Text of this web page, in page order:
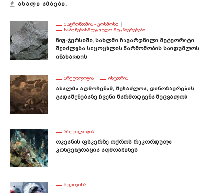
ᲐᲮᲐᲚᲘ ᲐᲛᲑᲔᲑᲘ.
ᲐᲡᲢᲠᲝᲜᲝᲛᲘᲐ - ᲙᲝᲡᲛᲝᲡᲘ
ᲡᲐᲑᲣᲜᲔᲑᲘᲡᲛᲔᲢᲧᲕᲔᲚᲝ ᲛᲔᲪᲜᲘᲔᲠᲔᲑᲔᲑᲘ
Ნიუ-Ჯერსიში, Სახლში Ჩავარდნილი Მეტეორიტი
Შეიძლება Სიცოცხლის Წარმოშობის Საიდუმლოს
Ინახავდეს
ᲐᲠᲥᲔᲝᲚᲝᲒᲘᲐ ᲘᲡᲢᲝᲠᲘᲐ
Ახალმა Აღმოჩენამ, Შესაძლოა, Დინოზავრების
Გადაშენებაზე Ჩვენი Წარმოდგენა Შეცვალოს
ᲐᲠᲥᲔᲝᲚᲝᲒᲘᲐ
Ოკეანის Ფსკერზე Ოქროს Რეკორდული
Კონცენტრაცია Აღმოაჩინეს
ᲛᲔᲓᲘᲪᲘᲜᲐ